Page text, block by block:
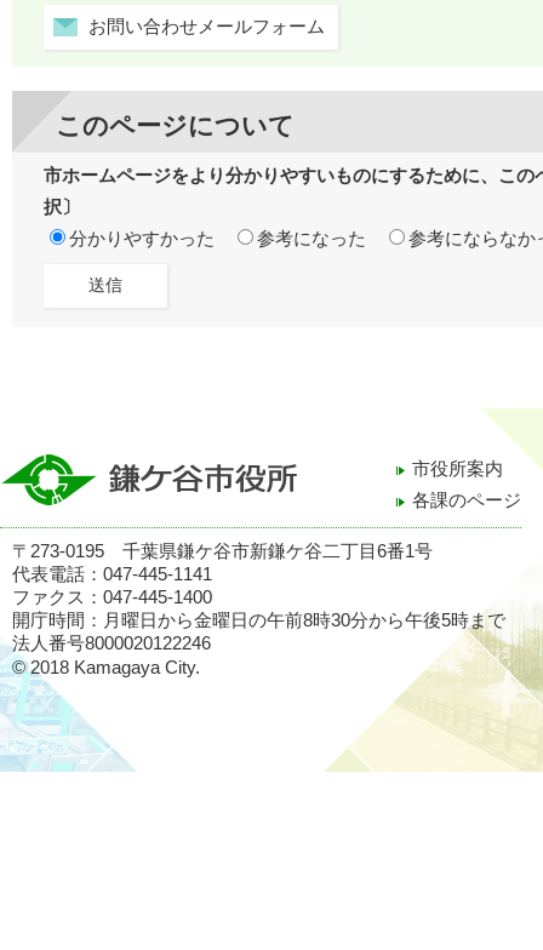
お問い合わせメールフォーム
このページについて
市ホームページをより分かりやすいものにするために、こ
択〕
分かりやすかった
参考になった 参考にならなか
市役所案内
各課のページ
〒273-0195 千葉県鎌ケ谷市新鎌ケ谷二丁目6番1号
代表電話：047-445-1141
ファクス：047-445-1400
開庁時間：月曜日から金曜日の午前8時30分から午後5時まで
法人番号8000020122246
© 2018 Kamagaya City.